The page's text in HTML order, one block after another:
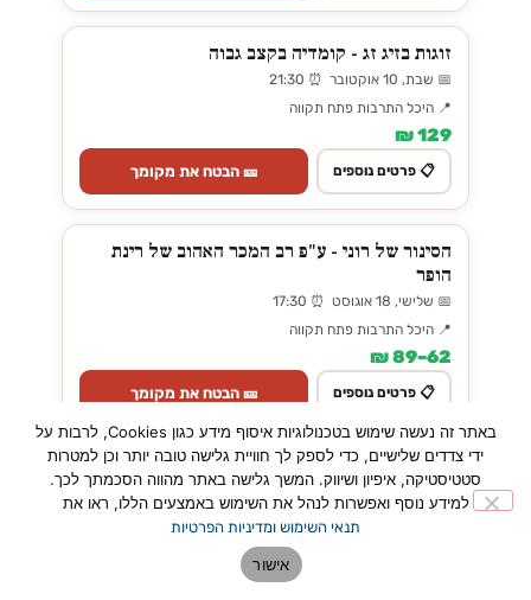
זוגות בזיג זג - קומדיה בקצב גבוה
📅 שבת, 10 אוקטובר ⏰ 21:30
📍 היכל התרבות פתח תקווה
129 ₪
📋 פרטים נוספים 🎫 הבטח את מקומך
הסינור של רוני - ע"פ רב המכר האהוב של רינת
הופר
📅 שלישי, 18 אוגוסט ⏰ 17:30
📍 היכל התרבות פתח תקווה
62–89 ₪
📋 פרטים נוספים 🎫 הבטח את מקומך
מיקה שלי - מחזמר משיריו של יאיר רוזנבלום
📅 שבת, 8 אוגוסט ⏰ 21:30
📍 היכל התרבות פתח תקווה
באתר זה נעשה שימוש בטכנולוגיות איסוף מידע כגון Cookies, לרבות על
ידי צדדים שלישיים, כדי לספק לך חוויית גלישה טובה יותר וכן למטרות
סטטיסטיקה, איפיון ושיווק. המשך גלישה באתר מהווה הסכמתך לכך.
למידע נוסף ואפשרות לנהל את השימוש באמצעים הללו, ראו את
תנאי השימוש ומדיניות הפרטיות
אישור